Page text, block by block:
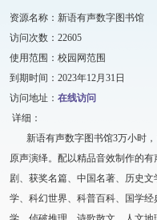
资源名称：新语有声数字图书馆
访问次数：22605
使用范围：校园网范围
到期时间：2023年12月31日
访问地址： 在线访问
详细：
新语有声数字图书馆3万小时，
原声演绎。配以精品音效制作的
剧、获奖名篇、中国名著、历史
学、科幻世界、科普百科、国学